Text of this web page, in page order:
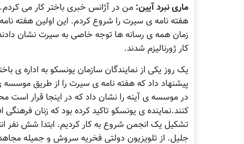
ماری نبرد آيين: من در آژانس خبری باختر کار می
هفته نامه ی سيرت را شروع کردم. اين اولين هفته
زمان همه ی رسانه ها توجه خاصی به سيرت نشان
کار ژورناليزم شدند.
يک روز يکی از نمايندگان سازمان يونسکو به اداره ی
پيشنهاد داد که هفته نامه ی سيرت را از طريق
در موسسه ی آينه را نشان داد که در اينجا قرار است
کنند.نماينده ی يونسکو تاکيد کرده بود که زنان
تشکيل يک انجمن شروع به کار کرديم. ابتدا شش نفر
جليل. از تلويزيون دولتی فخريه سروش و جميله